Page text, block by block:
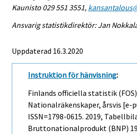
Kaunisto 029 551 3551,
Ansvarig statistikdirektör: Jan
Uppdaterad 16.3.2020
Instruktion för hänvisning:
Finlands officiella statistik
Nationalräkenskaper, årsvis [e-
ISSN=1798-0615. 2019,
Bruttonationalprodukt (BNP)